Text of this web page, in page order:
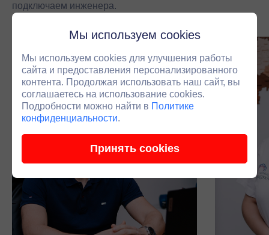
подключаем инженера.
Мы используем cookies
Мы используем cookies для улучшения работы
сайта и предоставления персонализированного
контента. Продолжая использовать наш сайт, вы
соглашаетесь на использование cookies.
Подробности можно найти в Политике
конфиденциальности.
Принять cookies